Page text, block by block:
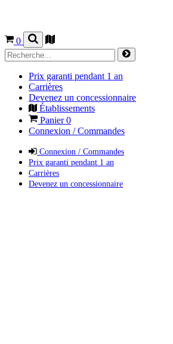
0
Prix garanti pendant 1 an
Carrières
Devenez un concessionnaire
Établissements
Panier0
Connexion / Commandes
Connexion / Commandes
Prix garanti pendant 1 an
Carrières
Devenez un concessionnaire